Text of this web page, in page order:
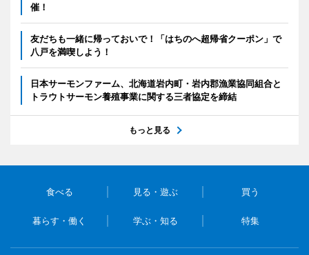
催！
友だちも一緒に帰っておいで！「はちのへ超帰省クーポン」で
八戸を満喫しよう！
日本サーモンファーム、北海道岩内町・岩内郡漁業協同組合と
トラウトサーモン養殖事業に関する三者協定を締結
もっと見る
食べる 見る・遊ぶ 買う
暮らす・働く 学ぶ・知る 特集